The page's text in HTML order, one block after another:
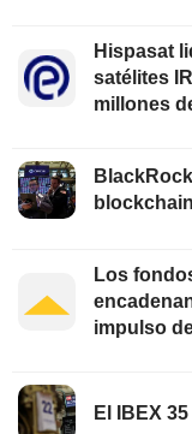
Hispasat
satélites
millones
Los
impulso
El IBEX